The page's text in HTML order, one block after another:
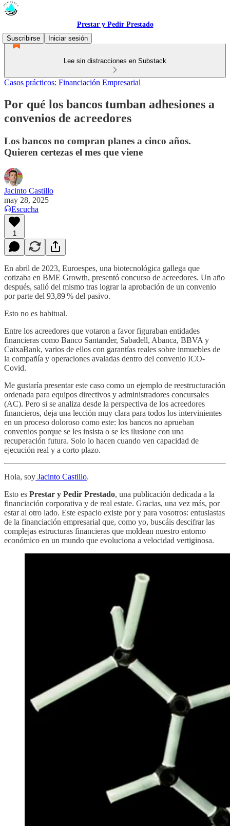
Prestar y Pedir Prestado
Suscribirse
Iniciar sesión
Lee sin distracciones en Substack
Casos prácticos: Financiación Empresarial
Por qué los bancos tumban adhesiones a
convenios de acreedores
Los bancos no compran planes a cinco años.
Quieren certezas el mes que viene
Jacinto Castillo
may 28, 2025
Escucha
1
En abril de 2023, Euroespes, una biotecnológica gallega que
cotizaba en BME Growth, presentó concurso de acreedores. Un año
después, salió del mismo tras lograr la aprobación de un convenio
por parte del 93,89 % del pasivo.
Esto no es habitual.
Entre los acreedores que votaron a favor figuraban entidades
financieras como Banco Santander, Sabadell, Abanca, BBVA y
CaixaBank, varios de ellos con garantías reales sobre inmuebles de
la compañía y operaciones avaladas dentro del convenio ICO-
Covid.
Me gustaría presentar este caso como un ejemplo de reestructuración
ordenada para equipos directivos y administradores concursales
(AC). Pero si se analiza desde la perspectiva de los acreedores
financieros, deja una lección muy clara para todos los intervinientes
en un proceso doloroso como este: los bancos no aprueban
convenios porque se les insista o se les ilusione con una
recuperación futura. Solo lo hacen cuando ven capacidad de
ejecución real y a corto plazo.
Hola, soy Jacinto Castillo.
Esto es Prestar y Pedir Prestado, una publicación dedicada a la
financiación corporativa y de real estate. Gracias, una vez más, por
estar al otro lado. Este espacio existe por y para vosotros: entusiastas
de la financiación empresarial que, como yo, buscáis descifrar las
complejas estructuras financieras que moldean nuestro entorno
económico en un mundo que evoluciona a velocidad vertiginosa.